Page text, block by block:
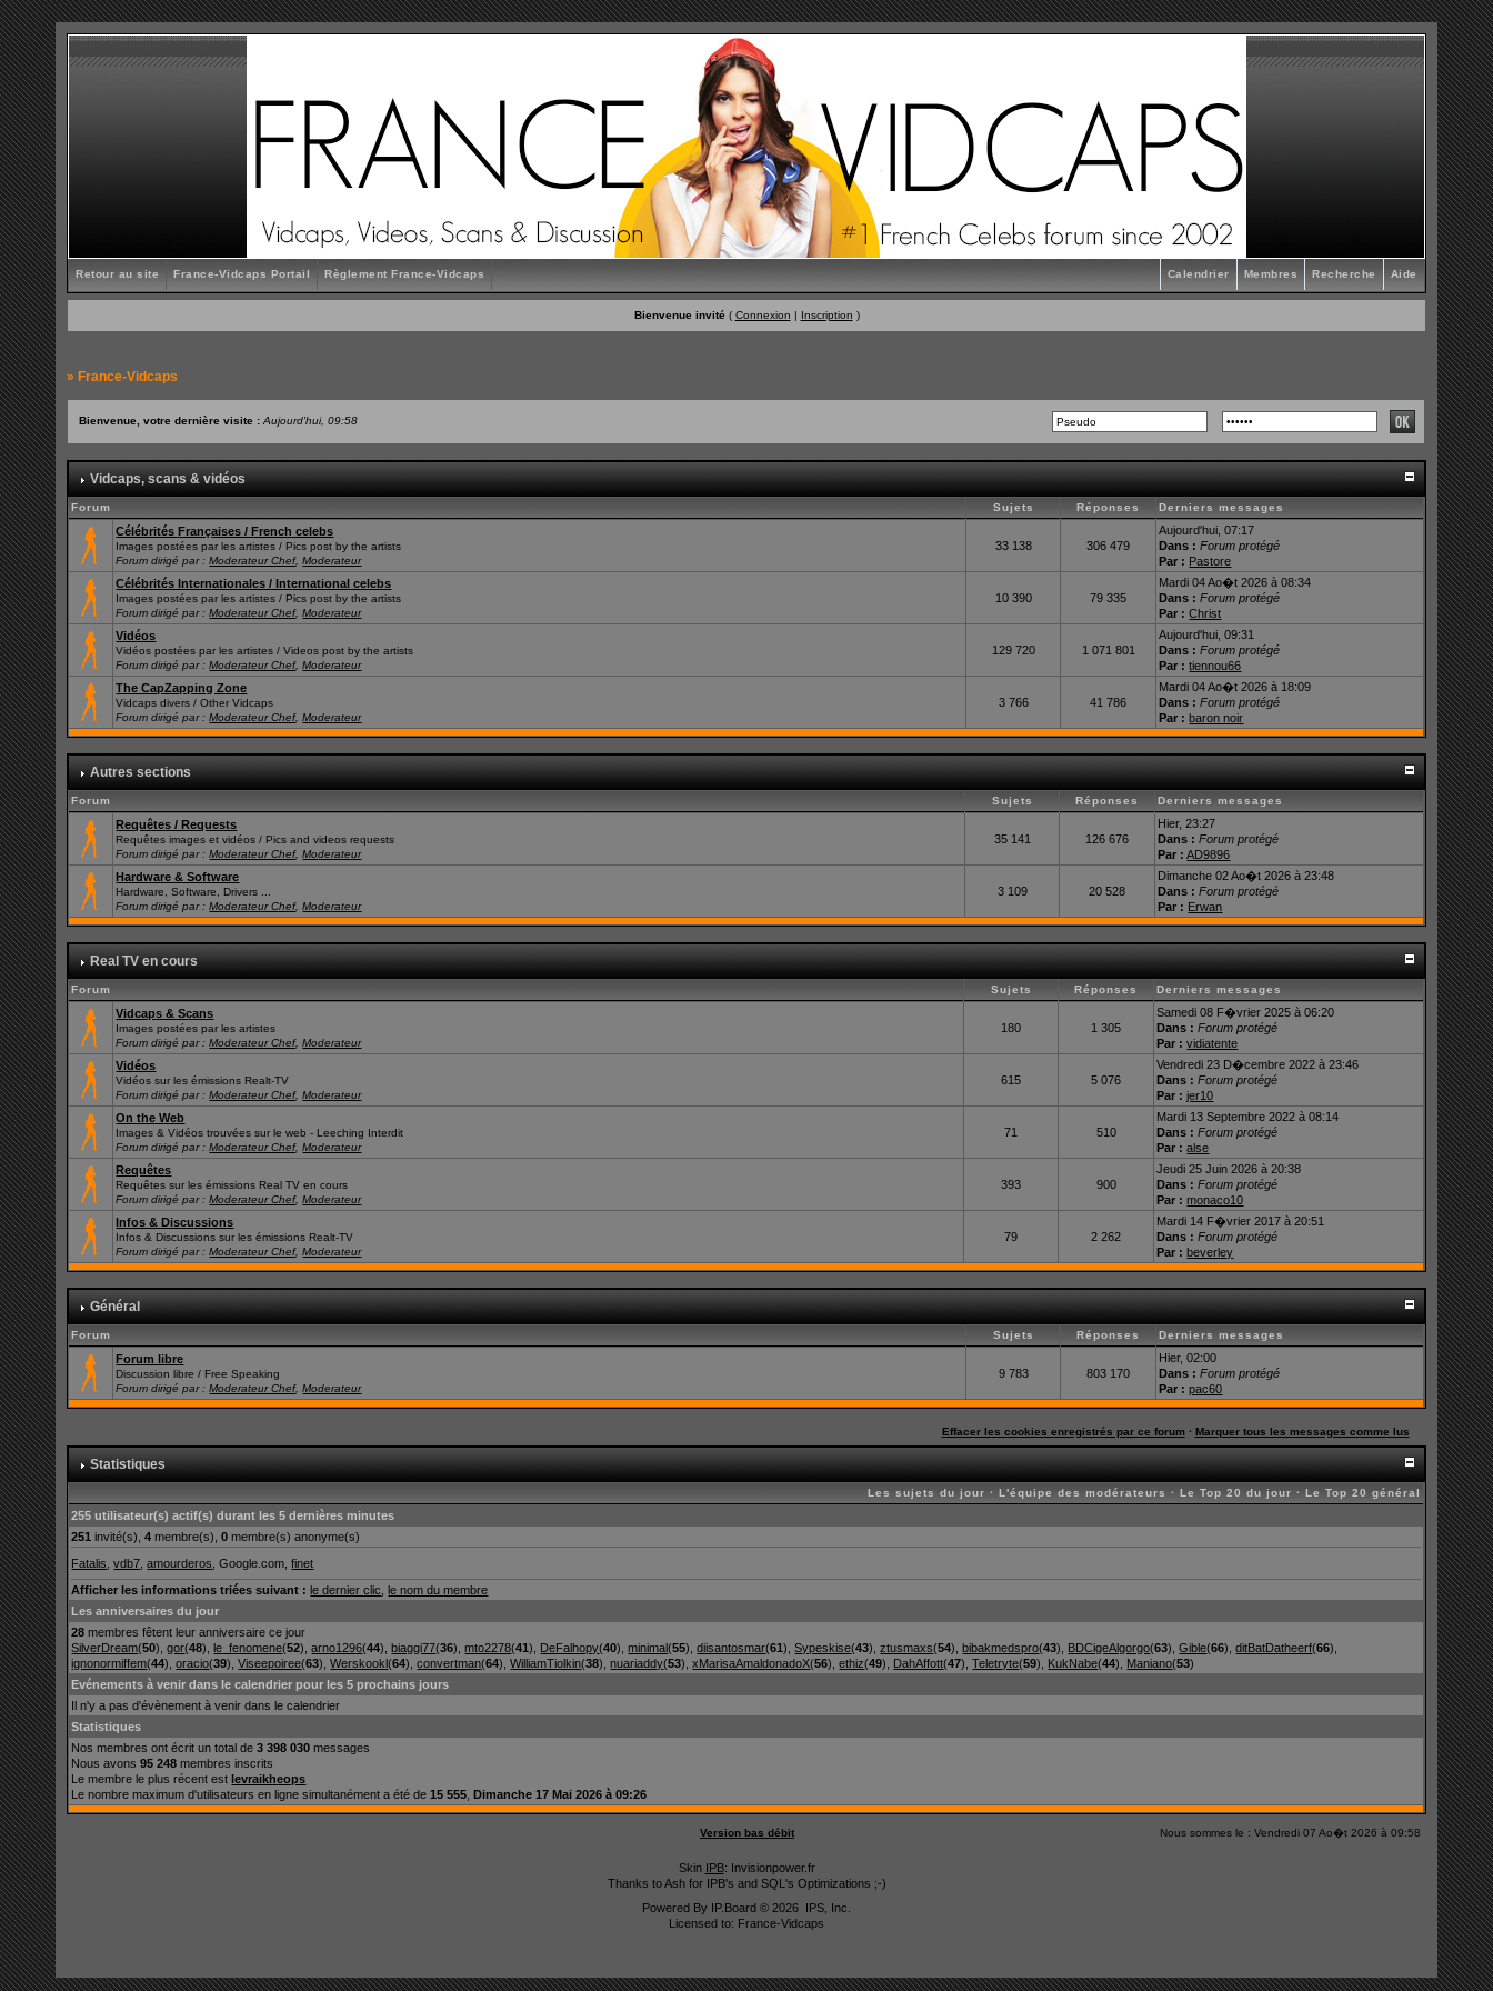
Retour au site France-Vidcaps Portail Règlement France-Vidcaps Aide
Recherche
Membres
Calendrier
Bienvenue invité( Connexion | Inscription )
» France-Vidcaps
Bienvenue, votre dernière visite :Aujourd'hui, 09:58
Vidcaps, scans & vidéos
Forum Sujets Réponses Derniers messages
Célébrités Françaises / French celebs
Images postées par les artistes / Pics post by the artists
Forum dirigé par :Moderateur Chef,Moderateur
33 138 306 479
Aujourd'hui, 07:17
Dans : Forum protégé
Par : Pastore
Célébrités Internationales / International celebs
Images postées par les artistes / Pics post by the artists
Forum dirigé par :Moderateur Chef,Moderateur
10 390 79 335
Mardi 04 Ao�t 2026 à 08:34
Dans : Forum protégé
Par : Christ
Vidéos
Vidéos postées par les artistes / Videos post by the artists
Forum dirigé par :Moderateur Chef,Moderateur
129 720 1 071 801
Aujourd'hui, 09:31
Dans : Forum protégé
Par : tiennou66
The CapZapping Zone
Vidcaps divers / Other Vidcaps
Forum dirigé par :Moderateur Chef,Moderateur
3 766 41 786
Mardi 04 Ao�t 2026 à 18:09
Dans : Forum protégé
Par : baron noir
Autres sections
Forum Sujets Réponses Derniers messages
Requêtes / Requests
Requêtes images et vidéos / Pics and videos requests
Forum dirigé par :Moderateur Chef,Moderateur
35 141 126 676
Hier, 23:27
Dans : Forum protégé
Par : AD9896
Hardware & Software
Hardware, Software, Drivers ...
Forum dirigé par :Moderateur Chef,Moderateur
3 109 20 528
Dimanche 02 Ao�t 2026 à 23:48
Dans : Forum protégé
Par : Erwan
Real TV en cours
Forum Sujets Réponses Derniers messages
Vidcaps & Scans
Images postées par les artistes
Forum dirigé par :Moderateur Chef,Moderateur
180 1 305
Samedi 08 F�vrier 2025 à 06:20
Dans : Forum protégé
Par : vidiatente
Vidéos
Vidéos sur les émissions Realt-TV
Forum dirigé par :Moderateur Chef,Moderateur
615 5 076
Vendredi 23 D�cembre 2022 à 23:46
Dans : Forum protégé
Par : jer10
On the Web
Images & Vidéos trouvées sur le web - Leeching Interdit
Forum dirigé par :Moderateur Chef,Moderateur
71 510
Mardi 13 Septembre 2022 à 08:14
Dans : Forum protégé
Par : alse
Requêtes
Requêtes sur les émissions Real TV en cours
Forum dirigé par :Moderateur Chef,Moderateur
393 900
Jeudi 25 Juin 2026 à 20:38
Dans : Forum protégé
Par : monaco10
Infos & Discussions
Infos & Discussions sur les émissions Realt-TV
Forum dirigé par :Moderateur Chef,Moderateur
79 2 262
Mardi 14 F�vrier 2017 à 20:51
Dans : Forum protégé
Par : beverley
Général
Forum Sujets Réponses Derniers messages
Forum libre
Discussion libre / Free Speaking
Forum dirigé par :Moderateur Chef,Moderateur
9 783 803 170
Hier, 02:00
Dans : Forum protégé
Par : pac60
Effacer les cookies enregistrés par ce forum· Marquer tous les messages comme lus
Statistiques
Les sujets du jour ·L'équipe des modérateurs ·Le Top 20 du jour ·Le Top 20 général
255 utilisateur(s) actif(s) durant les 5 dernières minutes
251 invité(s),4 membre(s),0 membre(s) anonyme(s)
Fatalis ,vdb7 ,amourderos , Google.com,finet
Afficher les informations triées suivant : le dernier clic ,le nom du membre
Les anniversaires du jour
28 membres fêtent leur anniversaire ce jour
SilverDream(50),gor(48),le_fenomene(52),arno1296(44),biaggi77(36),mto2278(41), DeFalhopy(40),minimal(55),diisantosmar(61),Sypeskise(43),ztusmaxs(54),bibakmedspro(43), BDCigeAlgorgo(63),Gible(66),ditBatDatheerf(66),
ignonormiffem(44),oracio(39),Viseepoiree(63),Werskookl(64),convertman(64),WilliamTiolkin(38),nuariaddy(53),xMarisaAmaldonadoX(56),ethiz(49), DahAffott(47),Teletryte(59), KukNabe(44), Maniano(53)
Evénements à venir dans le calendrier pour les 5 prochains jours
Il n'y a pas d'évènement à venir dans le calendrier
Statistiques
Nos membres ont écrit un total de3 398 030 messages
Nous avons95 248 membres inscrits
Le membre le plus récent estlevraikheops
Le nombre maximum d'utilisateurs en ligne simultanément a été de15 555 ,Dimanche 17 Mai 2026 à 09:26
Version bas débit Nous sommes le : Vendredi 07 Ao�t 2026 à 09:58
Skin IPB: Invisionpower.fr
Thanks to Ash for IPB's and SQL's Optimizations ;-)
Powered By IP.Board © 2026 IPS, Inc
Licensed to: France-Vidcaps